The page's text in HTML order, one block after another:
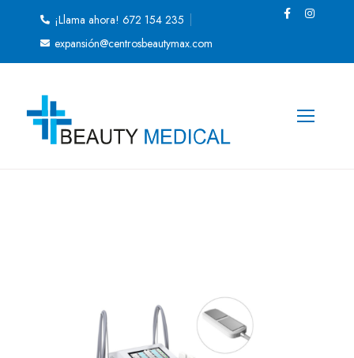
¡Llama ahora! 672 154 235
expansión@centrosbeautymax.com